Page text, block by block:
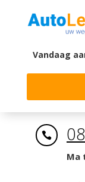
Vandaag

Ma